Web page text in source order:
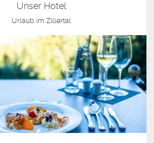
Unser Hotel
Urlaub im Zillertal